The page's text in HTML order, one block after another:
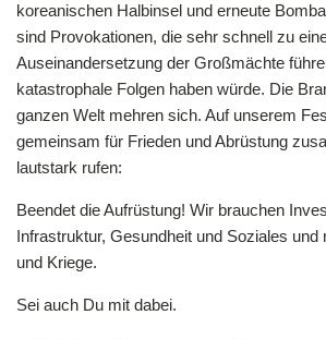
koreanischen Halbinsel und erneute
sind Provokationen, die sehr schnell zu
Auseinandersetzung der Großmächte
katastrophale Folgen haben würde. Die
ganzen Welt mehren sich. Auf unserem
gemeinsam für Frieden und Abrüstung
lautstark rufen:
Beendet die Aufrüstung! Wir brauchen
Infrastruktur, Gesundheit und Soziales und
und Kriege.
Sei auch Du mit dabei.